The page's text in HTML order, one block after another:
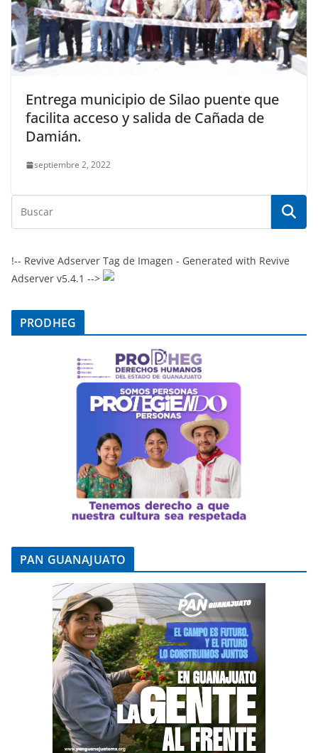
Entrega municipio de Silao puente que
facilita acceso y salida de Cañada de
Damián.
septiembre 2, 2022
!-- Revive Adserver Tag de Imagen - Generated with Revive
Adserver v5.4.1 -->
PRODHEG
PAN GUANAJUATO